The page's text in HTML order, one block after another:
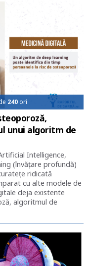
240 ori
unui algoritm de
Intelligence,
(învățare profundă)
ridicată
cu alte modele de
deja existente
algoritmul de